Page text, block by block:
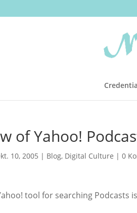
of Yahoo!
10, 2005 | Blog, Digital Culture | 0
tool for searching Podcasts